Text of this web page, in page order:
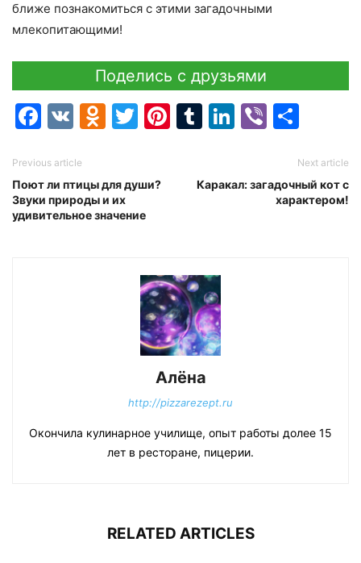
ближе познакомиться с этими загадочными
млекопитающими!
Поделись с друзьями
Facebook
VK Odnoklassniki
Twitter
Pinterest
Tumblr
LinkedIn
Viber
Previous article
Поют ли птицы для души?
Звуки природы и их
удивительное значение
Next article
Каракал: загадочный кот с
характером!
Алёна
http://pizzarezept.ru
Окончила кулинарное училище, опыт работы долее 15
лет в ресторане, пицерии.
RELATED ARTICLES